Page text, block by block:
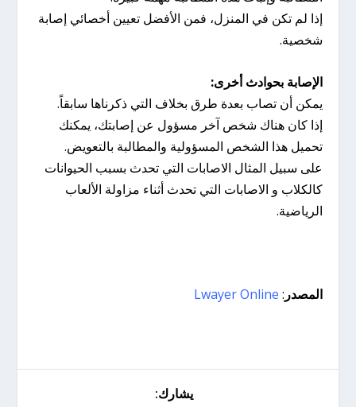
إذا لم تكن في المنزل، فمن الأفضل تعيين أخصائي إصابة
شخصية.
الإصابة بحوادث أخرى:
يمكن أن تصاب بعدة طرق بخلاف التي ذكرناها سابقاً.
إذا كان هناك شخص آخر مسؤول عن إصابتك، يمكنك
تحميل هذا الشخص المسؤولية والمطالبة بالتعويض.
على سبيل المثال الاصابات التي تحدث بسبب الحيوانات
كالكلاب و الاصابات التي تحدث أثناء مزاولة الألعاب
الرياضية.
المصدر :
Lwayer Online
يشارك: